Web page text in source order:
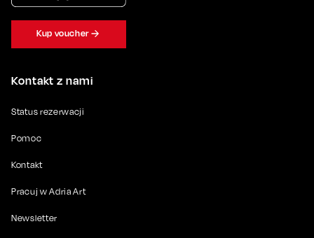
Kontakt z nami
Status rezerwacji
Pomoc
Kontakt
Pracuj w Adria Art
Newsletter
Kup voucher